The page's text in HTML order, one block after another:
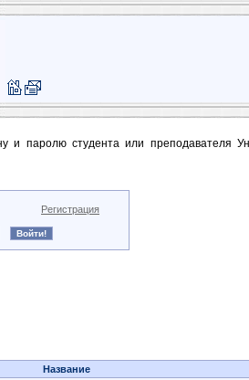
и паролю студента или преподавателя
Регистрация
Название